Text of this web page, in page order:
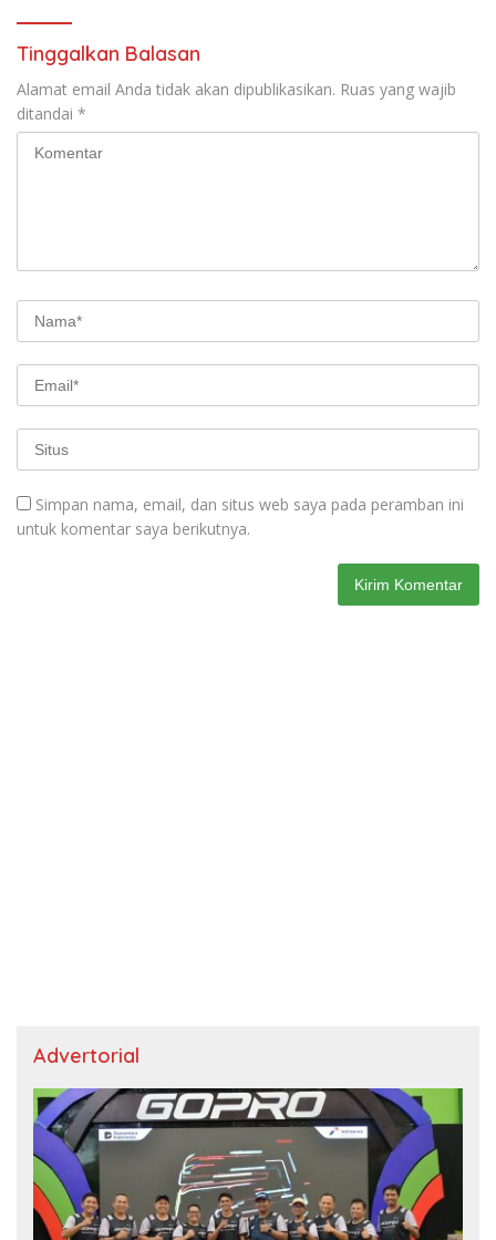
Tinggalkan Balasan
Alamat email Anda tidak akan dipublikasikan. Ruas yang wajib
ditandai *
Simpan nama, email, dan situs web saya pada peramban ini
untuk komentar saya berikutnya.
Advertorial